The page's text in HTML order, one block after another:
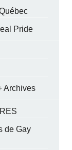
Pride
Archives
de Gay